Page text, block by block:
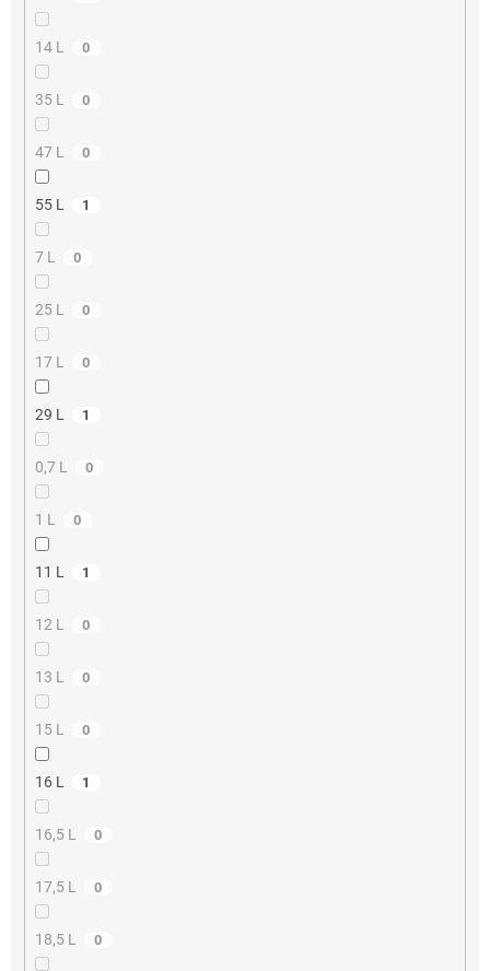
14 L 0
35 L 0
47 L 0
55 L 1
7 L 0
25 L 0
17 L 0
29 L 1
0,7 L 0
1 L 0
11 L 1
12 L 0
13 L 0
15 L 0
16 L 1
16,5 L 0
17,5 L 0
18,5 L 0